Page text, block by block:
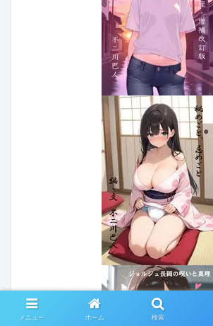
メニュー ホーム 検索